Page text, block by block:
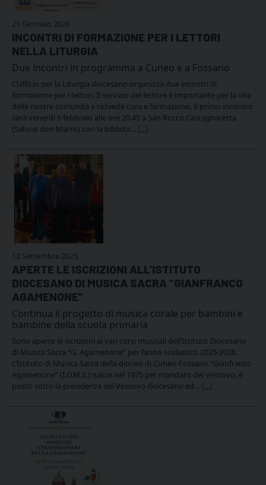
21 Gennaio 2026
INCONTRI DI FORMAZIONE PER I LETTORI
NELLA LITURGIA
Due incontri in programma a Cuneo e a Fossano
L’Ufficio per la Liturgia diocesano organizza due incontri di
formazione per i lettori. Il servizio del lettore è importante per la vita
delle nostre comunità e richiede cura e formazione. Il primo incontro
sarà venerdì 6 febbraio alle ore 20.45 a San Rocco Castagnaretta
(Salone don Marro) con la biblista… [...]
12 Settembre 2025
APERTE LE ISCRIZIONI ALL’ISTITUTO
DIOCESANO DI MUSICA SACRA “GIANFRANCO
AGAMENONE”
Continua il progetto di musica corale per bambini e
bambine della scuola primaria
Sono aperte le iscrizioni ai vari corsi musicali dell’Istituto Diocesano
di Musica Sacra “G. Agamenone” per l’anno scolastico 2025-2026.
L’Istituto di Musica Sacra della diocesi di Cuneo-Fossano “Gianfranco
Agamenone” (I.D.M.S.) nasce nel 1975 per mandato del Vescovo, è
posto sotto la presidenza del Vescovo diocesano ed… [...]